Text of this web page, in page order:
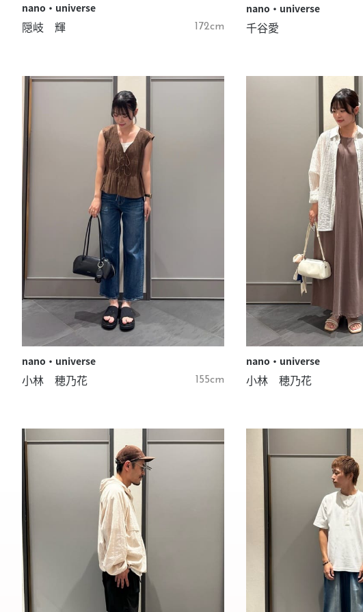
nano・universe
隠岐 輝 172cm
nano・universe
千谷愛
nano・universe
小林 穂乃花 155cm
nano・universe
小林 穂乃花